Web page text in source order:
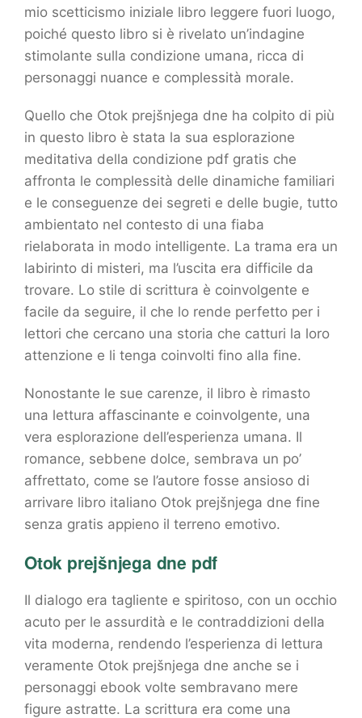
mio scetticismo iniziale libro leggere fuori luogo,
poiché questo libro si è rivelato un’indagine
stimolante sulla condizione umana, ricca di
personaggi nuance e complessità morale.
Quello che Otok prejšnjega dne ha colpito di più
in questo libro è stata la sua esplorazione
meditativa della condizione pdf gratis che
affronta le complessità delle dinamiche familiari
e le conseguenze dei segreti e delle bugie, tutto
ambientato nel contesto di una fiaba
rielaborata in modo intelligente. La trama era un
labirinto di misteri, ma l’uscita era difficile da
trovare. Lo stile di scrittura è coinvolgente e
facile da seguire, il che lo rende perfetto per i
lettori che cercano una storia che catturi la loro
attenzione e li tenga coinvolti fino alla fine.
Nonostante le sue carenze, il libro è rimasto
una lettura affascinante e coinvolgente, una
vera esplorazione dell’esperienza umana. Il
romance, sebbene dolce, sembrava un po’
affrettato, come se l’autore fosse ansioso di
arrivare libro italiano Otok prejšnjega dne fine
senza gratis appieno il terreno emotivo.
Otok prejšnjega dne pdf
Il dialogo era tagliente e spiritoso, con un occhio
acuto per le assurdità e le contraddizioni della
vita moderna, rendendo l’esperienza di lettura
veramente Otok prejšnjega dne anche se i
personaggi ebook volte sembravano mere
figure astratte. La scrittura era come una